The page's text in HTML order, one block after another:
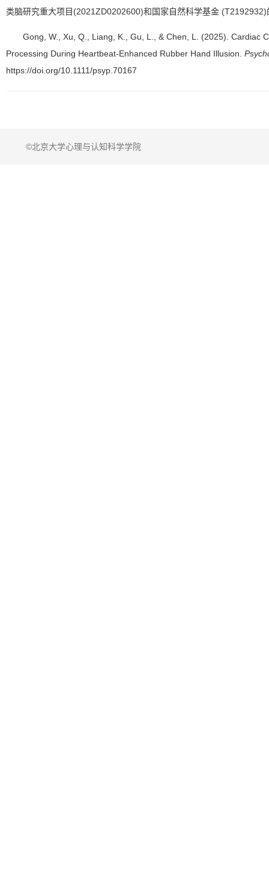
类脑研究重大项目(2021ZD0202600)和国家自然科学基金 (T2192932)
Gong, W., Xu, Q., Liang, K., Gu, L., & Chen, L. (2025). Cardiac
Processing During Heartbeat-Enhanced Rubber Hand Illusion.
https://doi.org/10.1111/psyp.70167
©北京大学心理与认知科学学院